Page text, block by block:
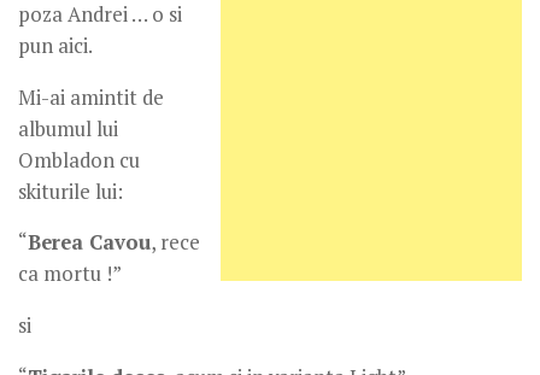
poza Andrei … o si
pun aici.
Mi-ai amintit de
albumul lui
Ombladon cu
skiturile lui:
“Berea Cavou, rece
ca mortu !”
si